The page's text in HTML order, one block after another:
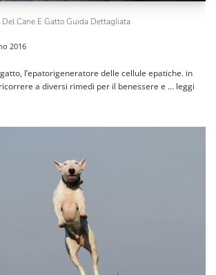
Del Cane E Gatto Guida Dettagliata
2016
l’epatorigeneratore delle cellule epatiche. in
a diversi rimedi per il benessere e … leggi